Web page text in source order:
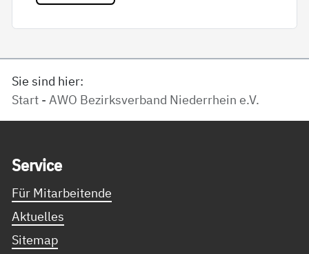
Sie sind hier:
Start - AWO Bezirksverband Niederrhein e.V.
Ser­vice
Für Mitarbeitende
Aktuelles
Sitemap